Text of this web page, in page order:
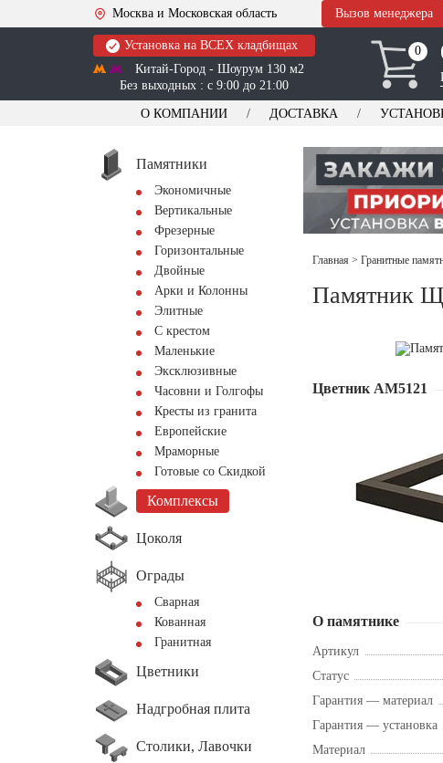
Москва и Московская область Вызов менеджера
Установка на ВСЕХ кладбищах
Китай-Город - Шоурум 130 м2
Без выходных : с 9:00 до 21:00
0
0
О КОМПАНИИ ДОСТАВКА
Памятники
Экономичные
Вертикальные
Фрезерные
Горизонтальные
Двойные
Арки и Колонны
Элитные
С крестом
Маленькие
Эксклюзивные
Часовни и Голгофы
Кресты из гранита
Европейские
Мраморные
Готовые со Скидкой
Комплексы
Цоколя
Ограды
Сварная
Кованная
Гранитная
Цветники
Надгробная плита
Столики, Лавочки
Главная > Гранитные
Памятник
Цветник АМ5121
О памятнике
Артикул
Статус
Гарантия — материал
Гарантия — установка
Материал